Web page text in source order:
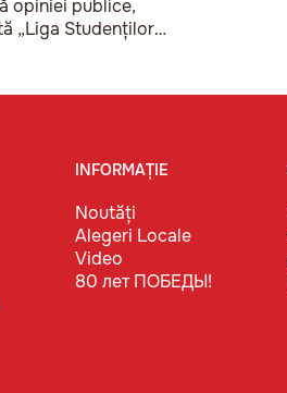
opiniei publice,
„Liga Studenților
fără monumente
INFORMAȚIE
Noutăți
Alegeri Locale
Video
80 лет ПОБЕДЫ!